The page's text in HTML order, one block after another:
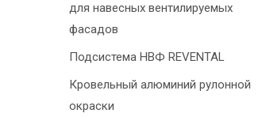
для навесных вентилируемых
фасадов
Подсистема НВФ REVENTAL
Кровельный алюминий рулонной
окраски